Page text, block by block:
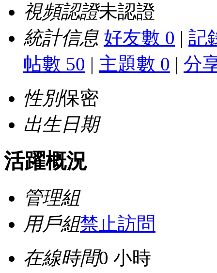
視頻認證未認證
統計信息 好友數 0 | 記
帖數 50 | 主題數 0 | 分
性別保密
出生日期
活躍概況
管理組
用戶組禁止訪問
在線時間0 小時